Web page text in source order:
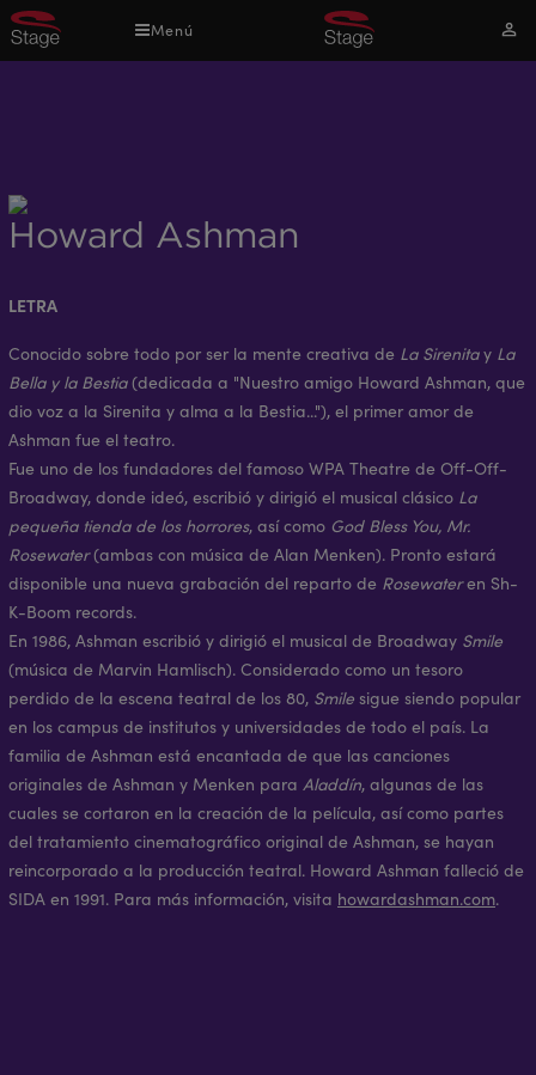
Pasar
al
Menú
Mi
Howard Ashman
LETRA
Conocido sobre todo por ser la mente creativa de La Sirenitay La
Bella y la Bestia(dedicada a "Nuestro amigo Howard Ashman, que
dio voz a la Sirenita y alma a la Bestia..."), el primer amor de
Ashman fue el teatro.
Fue uno de los fundadores del famoso WPA Theatre de Off-Off-
Broadway, donde ideó, escribió y dirigió el musical clásico La
pequeña tienda de los horrores, así como God Bless You, Mr.
Rosewater(ambas con música de Alan Menken). Pronto estará
disponible una nueva grabación del reparto de Rosewateren Sh-
K-Boom records.
En 1986, Ashman escribió y dirigió el musical de Broadway Smile
(música de Marvin Hamlisch). Considerado como un tesoro
perdido de la escena teatral de los 80, Smile sigue siendo popular
en los campus de institutos y universidades de todo el país. La
familia de Ashman está encantada de que las canciones
originales de Ashman y Menken para Aladdín, algunas de las
cuales se cortaron en la creación de la película, así como partes
del tratamiento cinematográfico original de Ashman, se hayan
reincorporado a la producción teatral. Howard Ashman falleció de
SIDA en 1991. Para más información, visita howardashman.com.